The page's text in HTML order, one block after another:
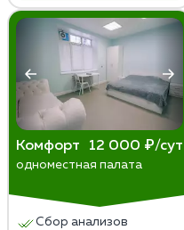
Комфорт 12 000 ₽/сут
одноместная палата
Сбор анализов